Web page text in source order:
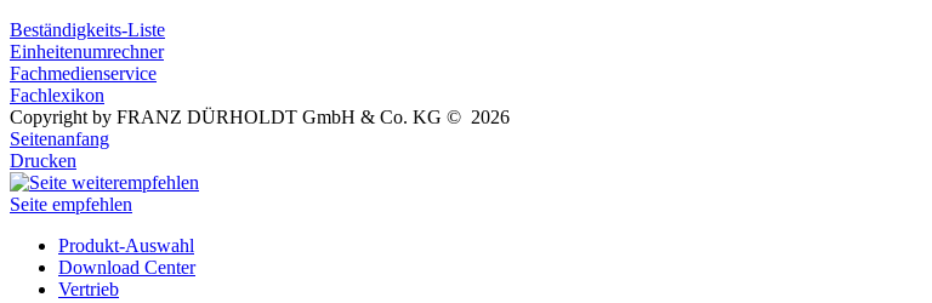
Beständigkeits-Liste
Einheitenumrechner
Fachmedienservice
Fachlexikon
Copyright by FRANZ DÜRHOLDT GmbH & Co. KG © 2026
Seitenanfang
Drucken
Seite empfehlen
Produkt-Auswahl
Download Center
Vertrieb